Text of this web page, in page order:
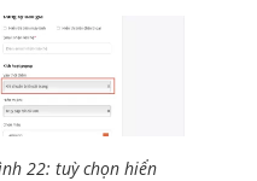
22: tuỳ chọn hiển